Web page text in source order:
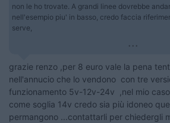
non le ho trovate. A grandi linee dovrebbe
nell'esempio piu' in basso, credo faccia
serve,
...
grazie renzo ,per 8 euro vale la pena
nell'annucio che lo vendono con tre
funzionamento 5v-12v-24v ,nel mio
come soglia 14v credo sia più idoneo
permangono ...contattarli per chiedergli